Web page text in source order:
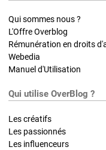
Qui sommes nous ?
L'Offre Overblog
Rémunération en droits
Webedia
Manuel d'Utilisation
Qui utilise OverBlog ?
Les créatifs
Les passionnés
Les influenceurs